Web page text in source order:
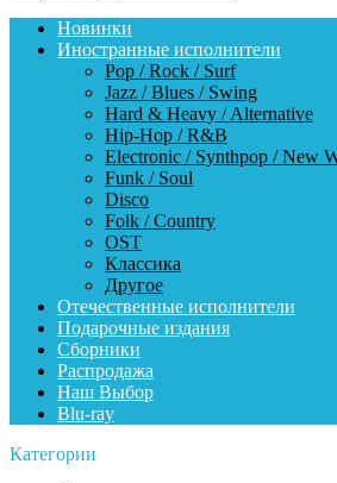
Новинки
Иностранные исполнители
Pop / Rock / Surf
Jazz / Blues / Swing
Hard & Heavy / Alternative
Hip-Hop / R&B
Electronic / Synthpop / New
Funk / Soul
Disco
Folk / Country
OST
Классика
Другое
Отечественные исполнители
Подарочные издания
Сборники
Распродажа
Наш Выбор
Blu-ray
Категории